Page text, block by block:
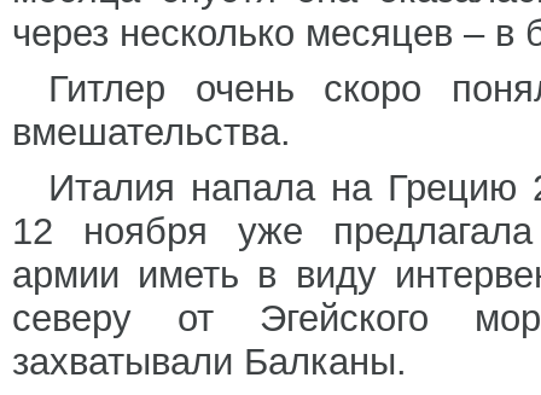
через несколько месяцев – в
Гитлер очень скоро
вмешательства.
Италия напала на Грецию
12 ноября уже предлагала
армии иметь в виду
северу от Эгейского
захватывали Балканы.